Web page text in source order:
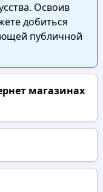
Освоив
добиться
публичной
магазинах